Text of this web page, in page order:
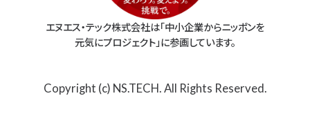
エヌエス・テック株式会社は「中小企業からニッポンを
元気にプロジェクト」に参画しています。
Copyright (c) NS.TECH. All Rights Reserved.